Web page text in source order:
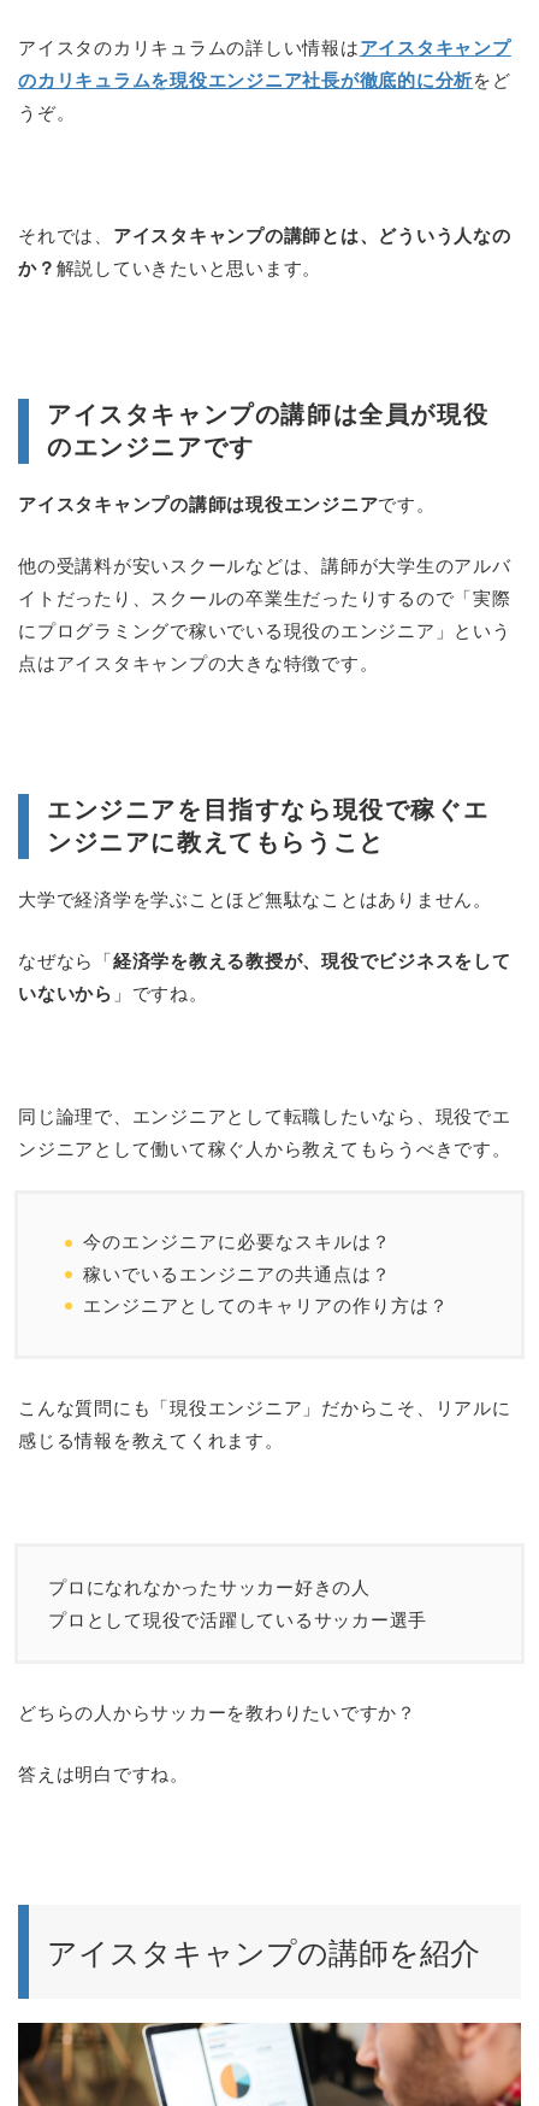
アイスタのカリキュラムの詳しい情報はアイスタキャンプ
のカリキュラムを現役エンジニア社長が徹底的に分析をど
うぞ。
それでは、 アイスタキャンプの講師とは、どういう人なの
か？ 解説していきたいと思います。
アイスタキャンプの講師は全員が現役
のエンジニアです
アイスタキャンプの講師は現役エンジニアです。
他の受講料が安いスクールなどは、講師が大学生のアルバ
イトだったり、スクールの卒業生だったりするので「実際
にプログラミングで稼いでいる現役のエンジニア」という
点はアイスタキャンプの大きな特徴です。
エンジニアを目指すなら現役で稼ぐエ
ンジニアに教えてもらうこと
大学で経済学を学ぶことほど無駄なことはありません。
なぜなら「経済学を教える教授が、現役でビジネスをして
いないから 」ですね。
同じ論理で、エンジニアとして転職したいなら、現役でエ
ンジニアとして働いて稼ぐ人から教えてもらうべきです。
今のエンジニアに必要なスキルは？
稼いでいるエンジニアの共通点は？
エンジニアとしてのキャリアの作り方は？
こんな質問にも「現役エンジニア」だからこそ、リアルに
感じる情報を教えてくれます。
プロになれなかったサッカー好きの人
プロとして現役で活躍しているサッカー選手
どちらの人からサッカーを教わりたいですか？
答えは明白ですね。
アイスタキャンプの講師を紹介